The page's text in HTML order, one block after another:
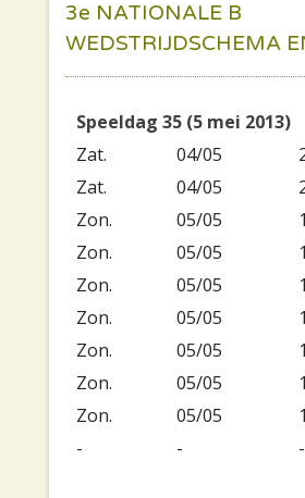
3e NATIONALE B
WEDSTRIJDSCHEMA
Speeldag 35 (5 mei 2013)
Zat.
04/05
Zat.
04/05
Zon.
05/05
Zon.
05/05
Zon.
05/05
Zon.
05/05
Zon.
05/05
Zon.
05/05
Zon.
05/05
-
- -